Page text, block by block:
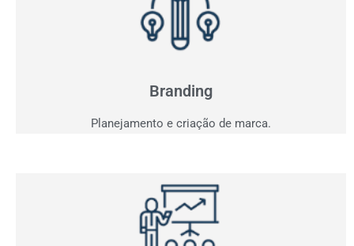
Branding
Planejamento e criação de marca.
Sua marca fala com seu consumidor? Entendemos o